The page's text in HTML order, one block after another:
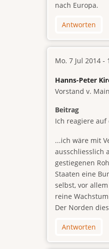
nach Europa.
Antworten
Mo. 7 Jul 2014 -
Hanns-Peter
Vorstand v.
Beitrag
Ich reagiere
...ich wäre mit
ausschliesslich
gestiegenen
Staaten eine
selbst, vor
reine
Der Norden
Antworten